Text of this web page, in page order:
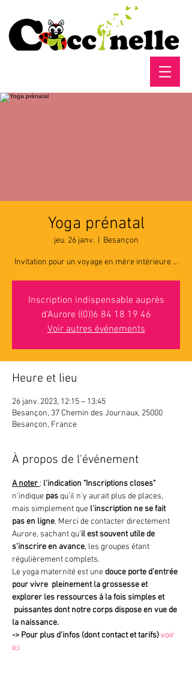
Yoga prénatal
jeu. 26 janv.
  |
Besançon
Invitation pour un voyage en mère intérieure ...
Inscription indispensable auprès
d'Aurore ((0))6 84 18 19 46
Voir autres événements
Heure et lieu
26 janv. 2023, 12:15 – 13:45
Besançon, 37 Chemin des Journaux, 25000
Besançon, France
À propos de l'événement
A noter : l'indication "Inscriptions closes"
n'indique pas qu'il n'y aurait plus de places,
mais simplement que l'inscription ne se fait
pas en ligne. Merci de contacter directement
Aurore, sachant qu'il est souvent utile de
s'inscrire en avance, les groupes étant
régulièrement complets.
Le yoga maternité est une douce porte d'entrée
pour vivre  pleinement la grossesse et
explorer les ressources à la fois simples et
puissantes dont notre corps dispose en vue de
la naissance.
-> Pour plus d'infos (dont contact et tarifs)voir
ici